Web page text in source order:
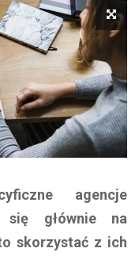
agencje
się głównie na
skorzystać z ich